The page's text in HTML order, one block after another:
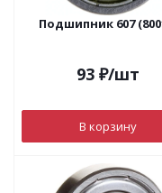
Подшипник 607
93 ₽/шт
В корзину